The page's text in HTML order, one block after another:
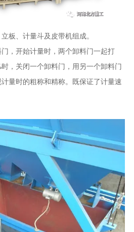
、计量斗及皮带机组成。
开始计量时，两个卸料门一起打
，关闭一个卸料门，用另一个卸料门
量时的粗称和精称。既保证了计量速